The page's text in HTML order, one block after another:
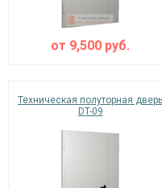
от 9,500 руб.
Техническая полуторная дверь
DT-09